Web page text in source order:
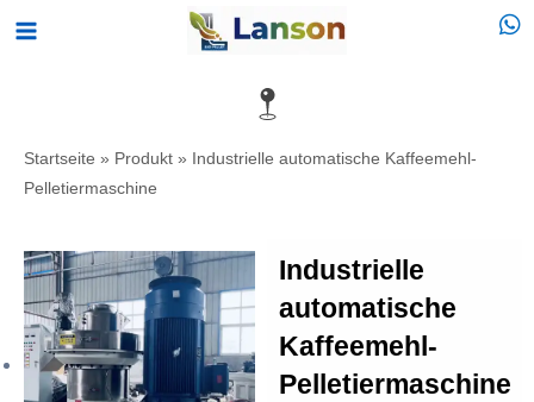
ZumHauptmenü
Startseite » Produkt » Industrielle automatische Kaffeemehl-
Pelletiermaschine
Industrielle
automatische
Kaffeemehl-
Pelletiermaschine